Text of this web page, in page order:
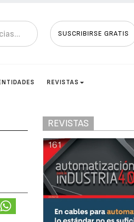
SUSCRIBIRSE GRATIS
REVISTAS
REVISTAS